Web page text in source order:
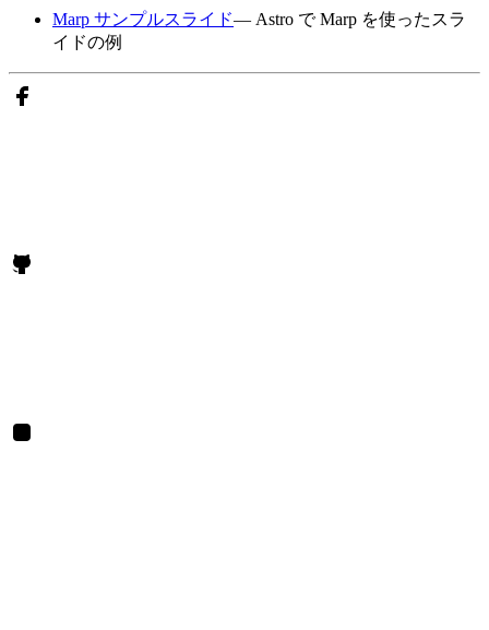
Marp サンプルスライド— Astro で Marp を使ったスラ
イドの例